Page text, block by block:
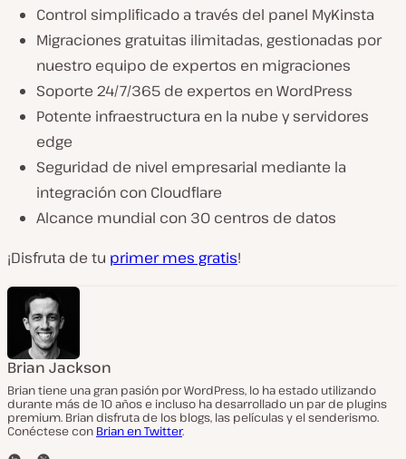
Control simplificado a través del panel MyKinsta
Migraciones gratuitas ilimitadas, gestionadas por
nuestro equipo de expertos en migraciones
Soporte 24/7/365 de expertos en WordPress
Potente infraestructura en la nube y servidores
edge
Seguridad de nivel empresarial mediante la
integración con Cloudflare
Alcance mundial con 30 centros de datos
¡Disfruta de tu primer mes gratis!
Brian Jackson
Brian tiene una gran pasión por WordPress, lo ha estado utilizando
durante más de 10 años e incluso ha desarrollado un par de plugins
premium. Brian disfruta de los blogs, las películas y el senderismo.
Conéctese con Brian en Twitter.